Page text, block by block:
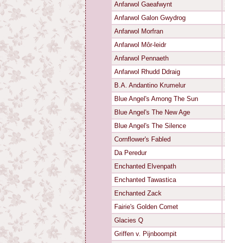
Anfarwol Gaeafwynt
Anfarwol Galon Gwydrog
Anfarwol Morfran
Anfarwol Môr-leidr
Anfarwol Pennaeth
Anfarwol Rhudd Ddraig
B.A. Andantino Krumelur
Blue Angel's Among The Sun
Blue Angel's The New Age
Blue Angel's The Silence
Cornflower's Fabled
Da Peredur
Enchanted Elvenpath
Enchanted Tawastica
Enchanted Zack
Fairie's Golden Comet
Glacies Q
Griffen v. Pijnboompit